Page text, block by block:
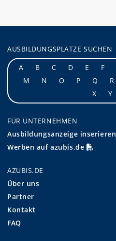
AUSBILDUNGSPLÄTZE SUCHEN
A
B C D E F
M
N O P Q R
X
Y
FÜR UNTERNEHMEN
Ausbildungsanzeige inserieren
Werben auf azubis.de
AZUBIS.DE
Über uns
Partner
Kontakt
FAQ